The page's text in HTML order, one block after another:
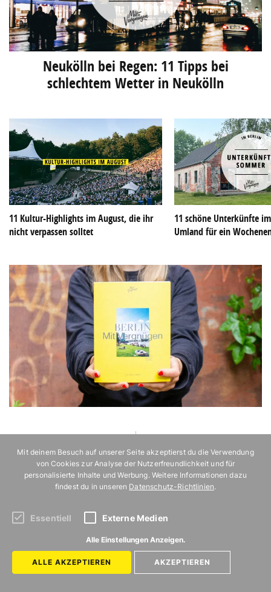
Neukölln bei Regen: 11 Tipps bei
schlechtem Wetter in Neukölln
11 Kultur-Highlights im August, die ihr
nicht verpassen solltet
11 schöne Unterkünfte
Umland für ein
ZURÜCK ZUR STARTSEITE
VERGNÜGEN
Mit deinem Besuch auf unserer Seite akzeptierst du die Verwendung
von Cookies zur Analyse der Nutzerfreundlichkeit und für
personalisierte Inhalte und Werbung. Weitere Informationen dazu
findest du in unseren Datenschutz-Richtlinien.
Essentiell Externe Medien
Alle Einstellungen Anzeigen.
ALLE AKZEPTIEREN AKZEPTIEREN